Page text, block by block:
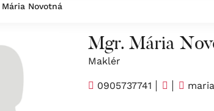
Mária Novotná
Mgr. Mária
Maklér
0905737741